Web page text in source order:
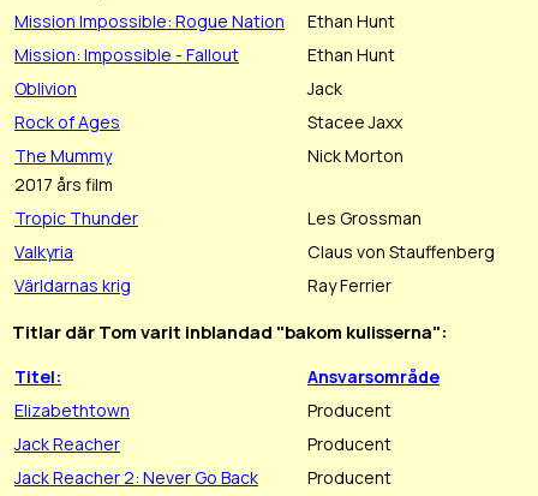
Mission Impossible: Rogue Nation
Ethan Hunt
Mission: Impossible - Fallout
Ethan Hunt
Oblivion
Jack
Rock of Ages
Stacee Jaxx
The Mummy
2017 års film
Nick Morton
Tropic Thunder
Les Grossman
Valkyria
Claus von Stauffenberg
Världarnas krig
Ray Ferrier
Titlar där Tom varit inblandad "bakom kulisserna":
Titel:
Ansvarsområde
Elizabethtown
Producent
Jack Reacher
Producent
Jack Reacher 2: Never Go Back
Producent